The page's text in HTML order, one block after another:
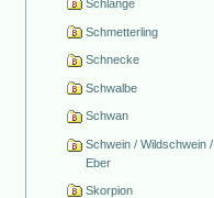
Schlange
Schmetterling
Schnecke
Schwalbe
Schwan
Schwein / Wildschwein /
Eber
Skorpion